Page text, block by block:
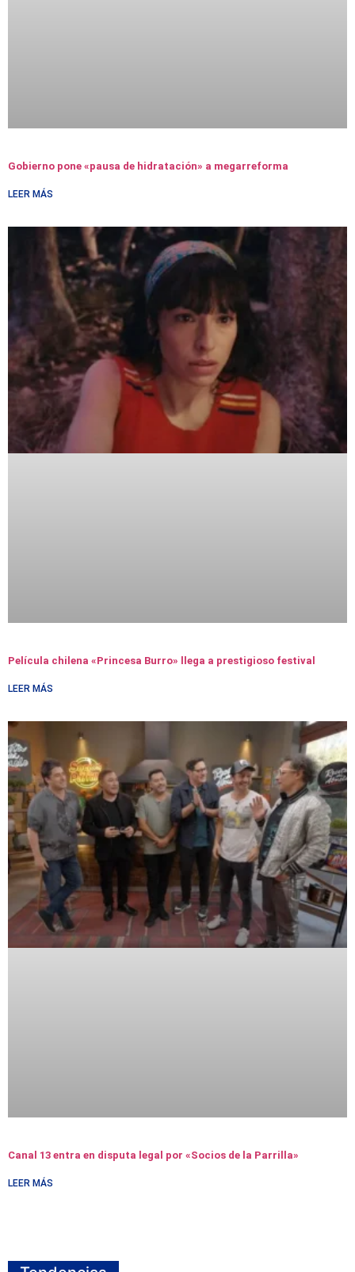
Gobierno pone «pausa de hidratación» a megarreforma
LEER MÁS
Película chilena «Princesa Burro» llega a prestigioso festival
LEER MÁS
Canal 13 entra en disputa legal por «Socios de la Parrilla»
LEER MÁS